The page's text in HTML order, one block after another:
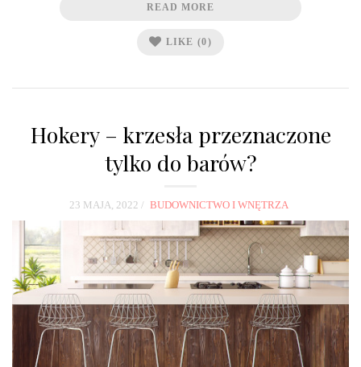
READ MORE
LIKE (0)
Hokery – krzesła przeznaczone
tylko do barów?
23 MAJA, 2022 BUDOWNICTWO I WNĘTRZA